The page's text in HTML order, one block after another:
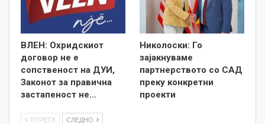
ВЛЕН: Охридскиот
договор не е
сопственост на ДУИ,
Законот за правична
застапеност не…
Николоски: Го
зајакнуваме
партнерството со САД
преку конкретни
проекти
ПТРЕТХ СЛЕДНО